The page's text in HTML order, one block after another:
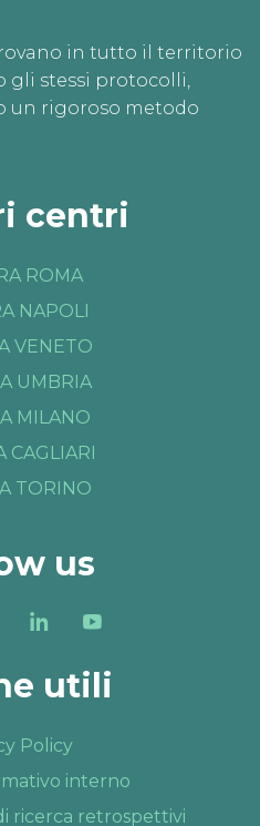
in tutto il territorio
gli stessi protocolli,
un rigoroso metodo
centri
ROMA
NAPOLI
VENETO
UMBRIA
MILANO
CAGLIARI
TORINO
us
utili
Policy
interno
ricerca retrospettivi